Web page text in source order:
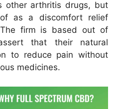
other arthritis drugs, but
as a discomfort relief
firm is based out of
that their natural
to reduce pain without
medicines.